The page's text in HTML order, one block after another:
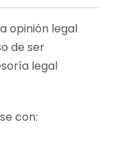
opinión legal
de ser
legal
con: